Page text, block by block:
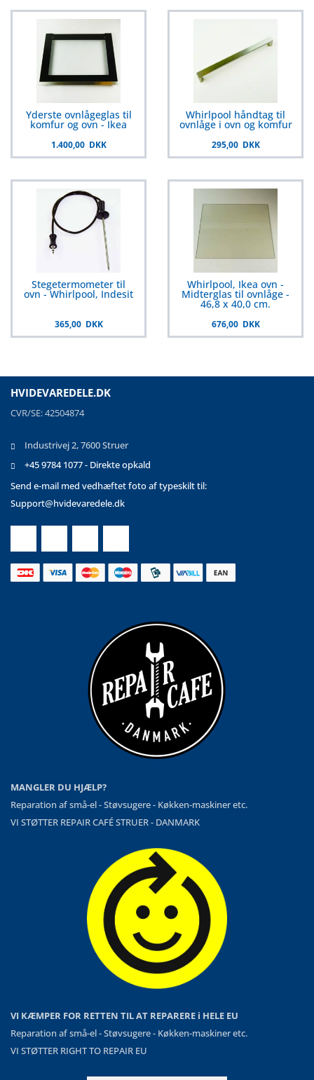
Yderste ovnlågeglas til
komfur og ovn - Ikea
1.400,00 DKK
Whirlpool håndtag til
ovnlåge i ovn og komfur
295,00 DKK
Stegetermometer til
ovn - Whirlpool, Indesit
365,00 DKK
Whirlpool, Ikea ovn -
Midterglas til ovnlåge -
46,8 x 40,0 cm.
676,00 DKK
HVIDEVAREDELE.DK
CVR/SE: 42504874
Industrivej 2, 7600 Struer
+45 9784 1077 - Direkte opkald
Send e-mail med vedhæftet foto af typeskilt til:
Support@hvidevaredele.dk
MANGLER DU HJÆLP?
Reparation af små-el - Støvsugere - Køkken-maskiner etc.
VI STØTTER REPAIR CAFÉ STRUER - DANMARK
VI KÆMPER FOR RETTEN TIL AT REPARERE i HELE EU
Reparation af små-el - Støvsugere - Køkken-maskiner etc.
VI STØTTER RIGHT TO REPAIR EU